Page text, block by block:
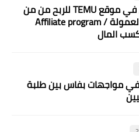
طريقة التسجيل في موقع TEMU للربح من من
خلال التسويق بالعمولة / Affiliate program
المال
مصابا في مواجهات بفاس بين طلبة